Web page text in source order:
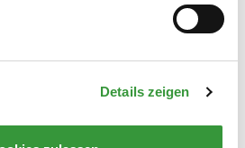
Details zeigen